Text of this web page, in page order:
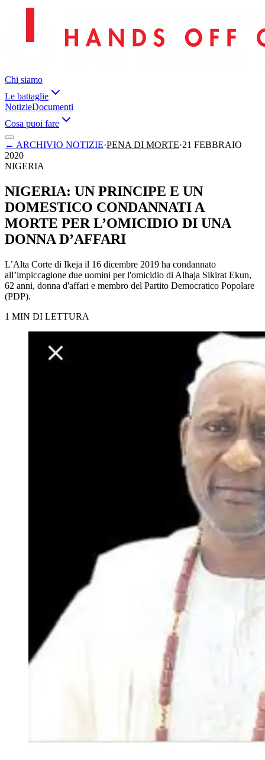
Chi siamo
Le battaglie
NotizieDocumenti
Cosa puoi fare
← ARCHIVIO NOTIZIE·PENA DI MORTE·21 FEBBRAIO
2020
NIGERIA
NIGERIA: UN PRINCIPE E UN
DOMESTICO CONDANNATI A
MORTE PER L’OMICIDIO DI UNA
DONNA D’AFFARI
L’Alta Corte di Ikeja il 16 dicembre 2019 ha condannato
all’impiccagione due uomini per l'omicidio di Alhaja Sikirat Ekun,
62 anni, donna d'affari e membro del Partito Democratico Popolare
(PDP).
1 MIN DI LETTURA